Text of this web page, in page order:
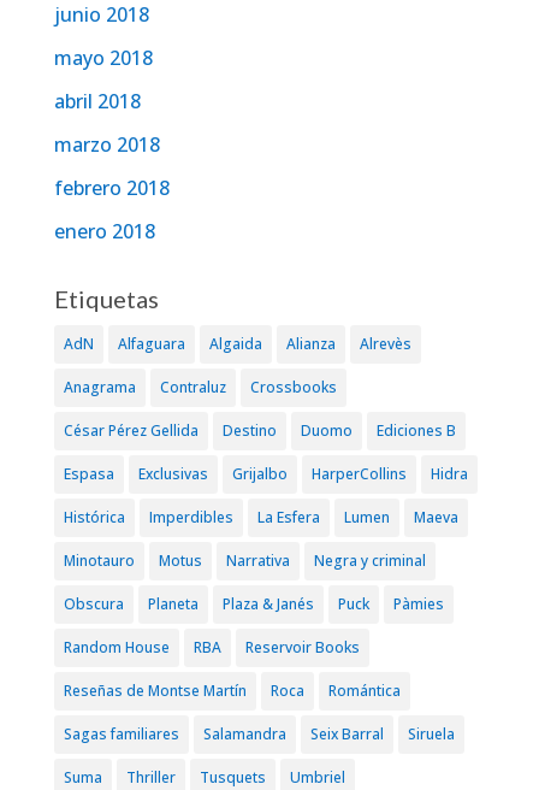
junio 2018
mayo 2018
abril 2018
marzo 2018
febrero 2018
enero 2018
Etiquetas
AdN Alfaguara Algaida Alianza Alrevès
Anagrama Contraluz Crossbooks
César Pérez Gellida Destino Duomo Ediciones B
Espasa Exclusivas Grijalbo HarperCollins Hidra
Histórica Imperdibles La Esfera Lumen Maeva
Minotauro Motus Narrativa Negra y criminal
Obscura Planeta Plaza & Janés Puck Pàmies
Random House RBA Reservoir Books
Reseñas de Montse Martín Roca Romántica
Sagas familiares Salamandra Seix Barral Siruela
Suma Thriller Tusquets Umbriel